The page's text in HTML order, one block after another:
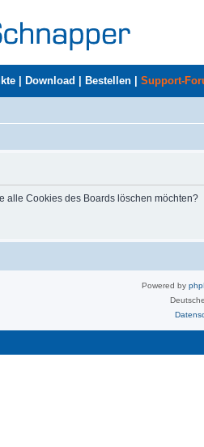
Download Bestellen Support-
alle Cookies des Boards löschen möchten?
Powered by